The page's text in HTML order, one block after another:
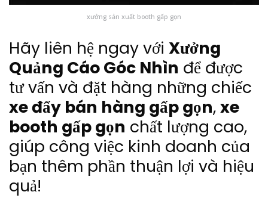
xưởng sản xuất booth gấp gọn
Hãy liên hệ ngay với Xưởng
Quảng Cáo Góc Nhìn để được
tư vấn và đặt hàng những chiếc
xe đẩy bán hàng gấp gọn,xe
booth gấp gọn chất lượng cao,
giúp công việc kinh doanh của
bạn thêm phần thuận lợi và hiệu
quả!